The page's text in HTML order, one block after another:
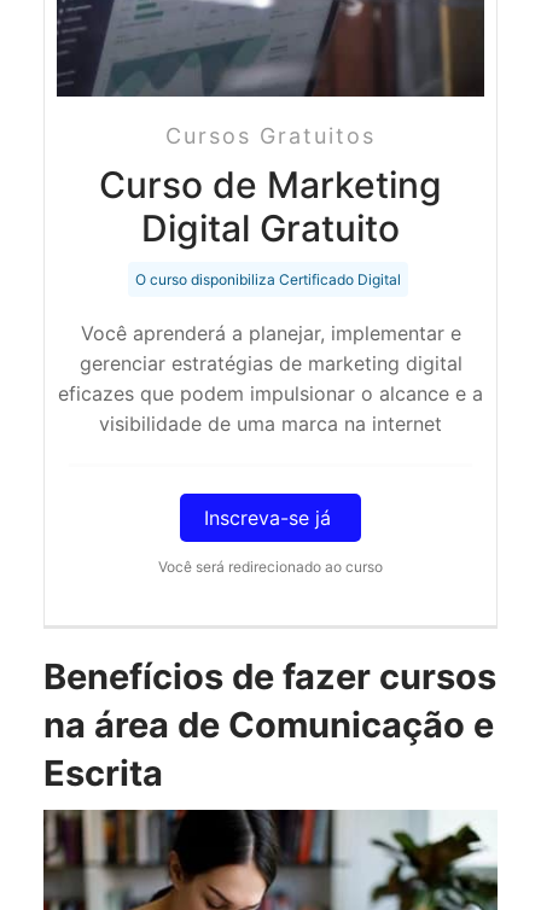
Cursos Gratuitos
Curso de Marketing
Digital Gratuito
O curso disponibiliza Certificado Digital
Você aprenderá a planejar, implementar e
gerenciar estratégias de marketing digital
eficazes que podem impulsionar o alcance e a
visibilidade de uma marca na internet
Inscreva-se já
Você será redirecionado ao curso
Benefícios de fazer cursos
na área de Comunicação e
Escrita